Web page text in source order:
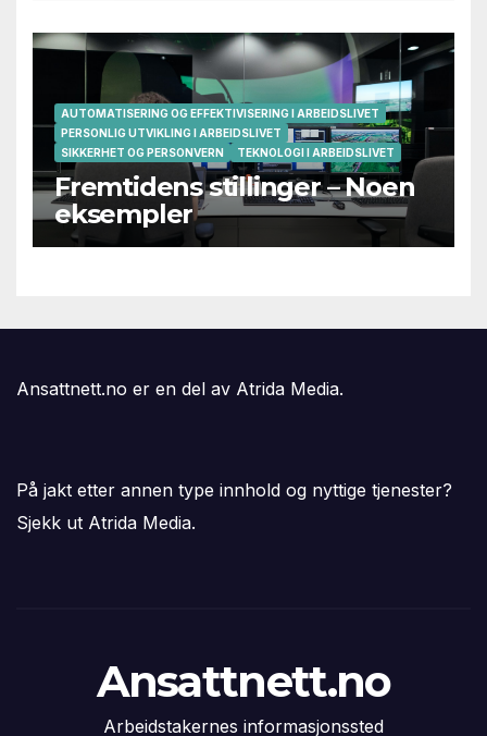
AUTOMATISERING OG EFFEKTIVISERING I ARBEIDSLIVET
PERSONLIG UTVIKLING I ARBEIDSLIVET
SIKKERHET OG PERSONVERN
TEKNOLOGI I ARBEIDSLIVET
Fremtidens stillinger – Noen
eksempler
Ansattnett.no er en del av Atrida Media.
På jakt etter annen type innhold og nyttige tjenester?
Sjekk ut Atrida Media.
Ansattnett.no
Arbeidstakernes informasjonssted